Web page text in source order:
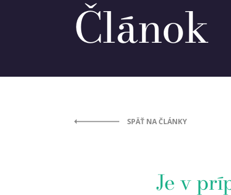
Článok
SPÄŤ NA ČLÁNKY
Je v